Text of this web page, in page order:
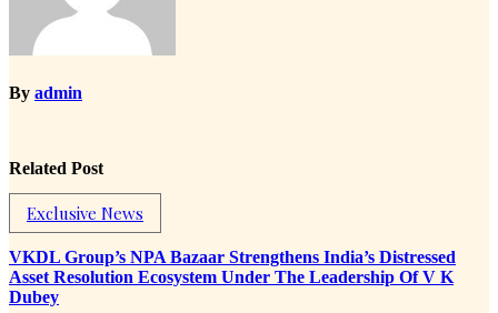
By admin
Related Post
Exclusive News
VKDL Group’s NPA Bazaar Strengthens India’s Distressed
Asset Resolution Ecosystem Under The Leadership Of V K
Dubey